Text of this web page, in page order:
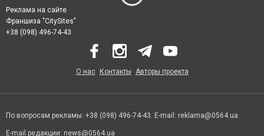
Реклама на сайте
Франшиза "CitySites"
+38 (098) 496-74-43
О нас Контакты Авторы проекта
По вопросам рекламы: +38 (098) 496-74-43. E-mail: reklama@0564.ua
E-mail редакции: news@0564.ua